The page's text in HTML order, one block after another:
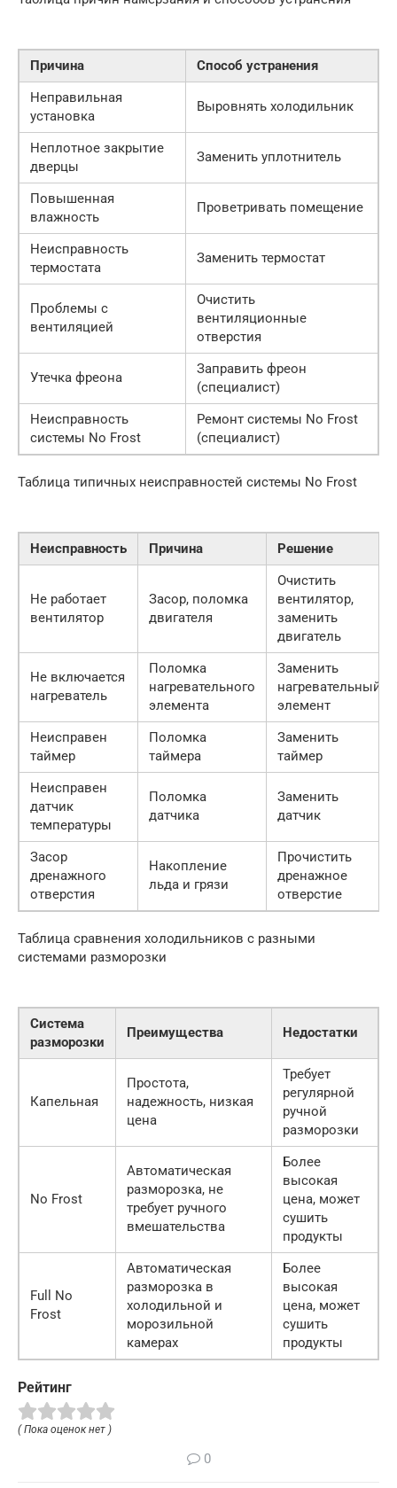
Причина
Способ устранения
Неправильная
установка
Выровнять холодильник
Неплотное закрытие
дверцы
Заменить уплотнитель
Повышенная
влажность
Проветривать помещение
Неисправность
термостата
Заменить термостат
Проблемы с
вентиляцией
Очистить
вентиляционные
отверстия
Утечка фреона
Заправить фреон
(специалист)
Неисправность
системы No Frost
Ремонт системы No Frost
(специалист)
Таблица типичных неисправностей системы No Frost
Неисправность Причина Решение
Не работает
вентилятор
Засор, поломка
двигателя
Очистить
вентилятор,
заменить
двигатель
Не включается
нагреватель
Поломка
нагревательного
элемента
Заменить
нагревательный
элемент
Неисправен
таймер
Поломка
таймера
Заменить
таймер
Неисправен
датчик
температуры
Поломка
датчика
Заменить
датчик
Засор
дренажного
отверстия
Накопление
льда и грязи
Прочистить
дренажное
отверстие
Таблица сравнения холодильников с разными
системами разморозки
Система
разморозки
Преимущества Недостатки
Капельная
Простота,
надежность, низкая
цена
Требует
регулярной
ручной
разморозки
No Frost
Автоматическая
разморозка, не
требует ручного
вмешательства
Более
высокая
цена, может
сушить
продукты
Full No
Frost
Автоматическая
разморозка в
холодильной и
морозильной
камерах
Более
высокая
цена, может
сушить
продукты
Рейтинг
( Пока оценок нет )
0